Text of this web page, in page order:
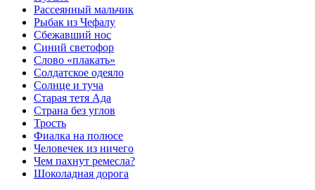
Рассеянный мальчик
Рыбак из Чефалу
Сбежавший нос
Синий светофор
Слово «плакать»
Солдатское одеяло
Солнце и туча
Старая тетя Ада
Страна без углов
Трость
Фиалка на полюсе
Человечек из ничего
Чем пахнут ремесла?
Шоколадная дорога